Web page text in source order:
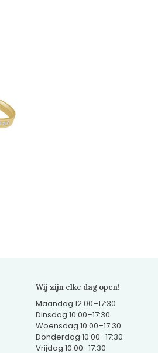
Wij zijn elke dag open!
Maandag 12:00–17:30
Dinsdag 10:00–17:30
Woensdag 10:00–17:30
Donderdag 10:00–17:30
Vrijdag 10:00–17:30